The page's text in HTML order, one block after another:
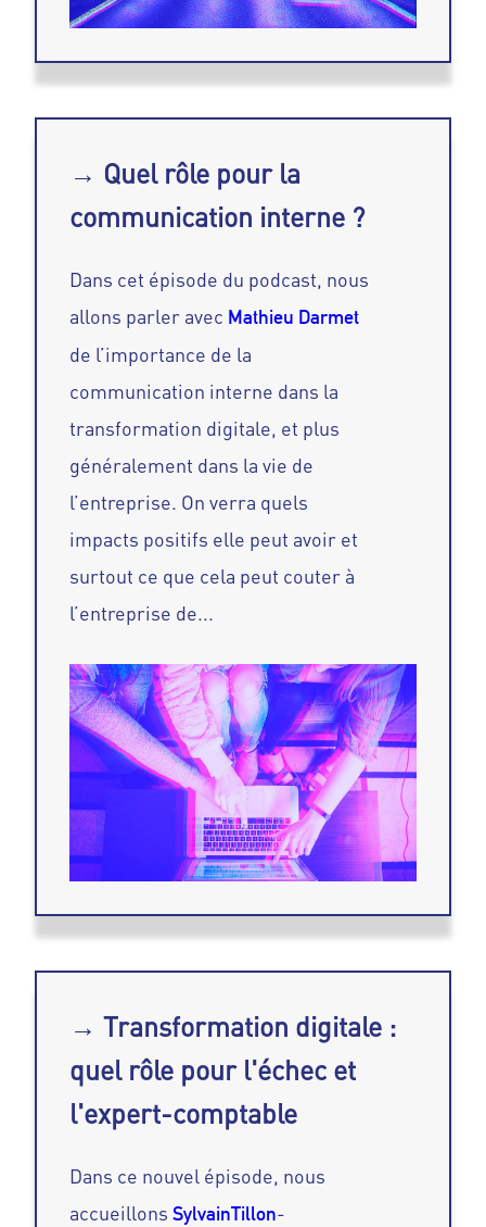
→ Quel rôle pour la
communication interne ?
Dans cet épisode du podcast, nous
allons parler avec Mathieu Darmet
de l’importance de la
communication interne dans la
transformation digitale, et plus
généralement dans la vie de
l’entreprise. On verra quels
impacts positifs elle peut avoir et
surtout ce que cela peut couter à
l’entreprise de...
→ Transformation digitale :
quel rôle pour l'échec et
l'expert-comptable
Dans ce nouvel épisode, nous
accueillonsSylvainTillon-